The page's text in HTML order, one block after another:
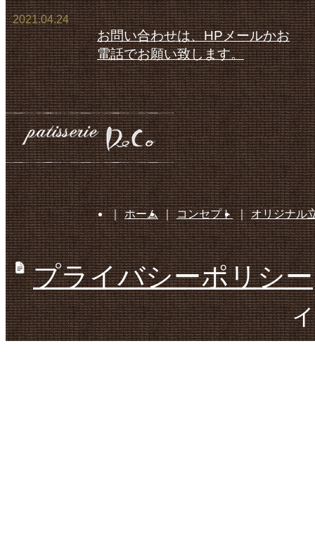
2021.04.24
お問い合わせは、HPメールかお
電話でお願い致します。
｜ ホーム ｜ コンセプト ｜ オリジナル
プライバシーポリシー